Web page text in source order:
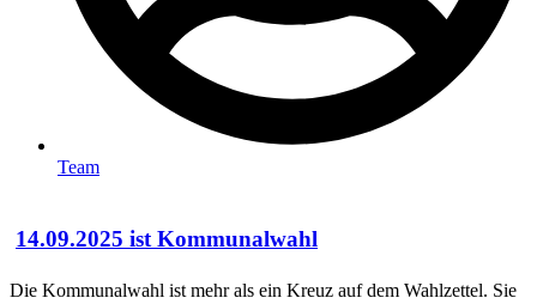
Team
14.09.2025 ist Kommunalwahl
Die Kommunalwahl ist mehr als ein Kreuz auf dem Wahlzettel. Sie